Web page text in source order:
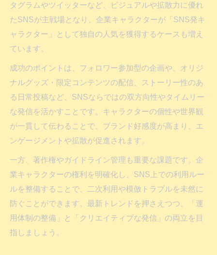
キャラクターIPをSNSで活かす実践ポイントま
とめ
SNS運用で企業キャラクターIPの魅力を伝
えるコツ
キャラクターIPを活かすSNSコンテンツの
選び方
企業キャラクターIP活用時の失敗例に学ぶ
注意点
複数SNSで活躍する企業キャラクター運用
の工夫
著作権リスクに強い企業キャラクターSNS戦略
SNSキャラクター著作権対策と企業リスク
管理の基本
タグラムやツイッターなど、ビジュアルや拡散力に優れ
たSNSが主戦場となり、企業キャラクターが「SNS発キ
ャラクター」として独自の人気を獲得するケースも増え
ています。
成功のポイントは、フォロワー参加型の企画や、オリジ
ナルグッズ・限定コンテンツの配信、ストーリー性のあ
る日常投稿など、SNSならではの双方向性やタイムリー
な発信を活かすことです。キャラクターの個性や世界観
が一貫して伝わることで、ブランド好感度が高まり、エ
ンゲージメントや拡散が促進されます。
一方、著作権やガイドライン管理も重要な課題です。企
業キャラクターの権利を明確化し、SNS上での利用ルー
ルを整備することで、二次利用や模倣トラブルを未然に
防ぐことができます。最新トレンドを押さえつつ、「運
用体制の整備」と「クリエイティブな発信」の両立を目
指しましょう。